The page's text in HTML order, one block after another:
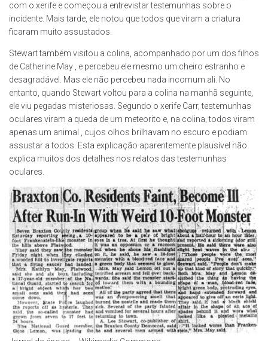
com o xerife e começou a entrevistar testemunhas sobre o
incidente. Mais tarde, ele notou que todos que viram a criatura
ficaram muito assustados.
Stewart também visitou a colina, acompanhado por um dos filhos
de Catherine May , e percebeu ele mesmo um cheiro estranho e
desagradável. Mas ele não percebeu nada incomum ali. No
entanto, quando Stewart voltou para a colina na manhã seguinte,
ele viu pegadas misteriosas. Segundo o xerife Carr, testemunhas
oculares viram a queda de um meteorito e, na colina, todos viram
apenas um animal , cujos olhos brilhavam no escuro e podiam
assustar a todos. Esta explicação aparentemente plausível não
explica muitos dos detalhes nos relatos das testemunhas
oculares.